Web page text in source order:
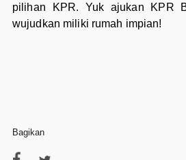
pilihan KPR. Yuk ajukan KPR
wujudkan miliki rumah impian!
Bagikan